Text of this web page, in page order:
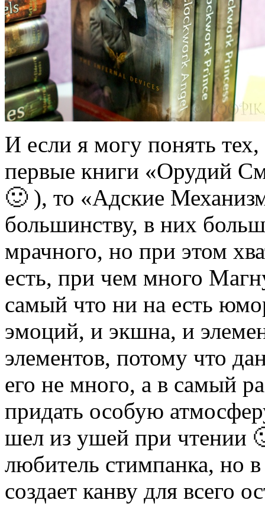
И если я могу понять тех,
первые книги «Орудий
🙂 ), то «Адские
большинству, в них
мрачного, но при этом
есть, при чем много
самый что ни на есть
эмоций, и экшна, и
элементов, потому что
его не много, а в самый
придать особую
шел из ушей при чтении
любитель стимпанка, но
создает канву для всего